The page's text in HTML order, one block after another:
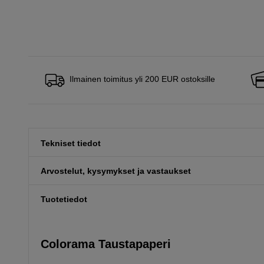
Ilmainen toimitus yli 200 EUR ostoksille
Tekniset tiedot
Arvostelut, kysymykset ja vastaukset
Tuotetiedot
Colorama Taustapaperi